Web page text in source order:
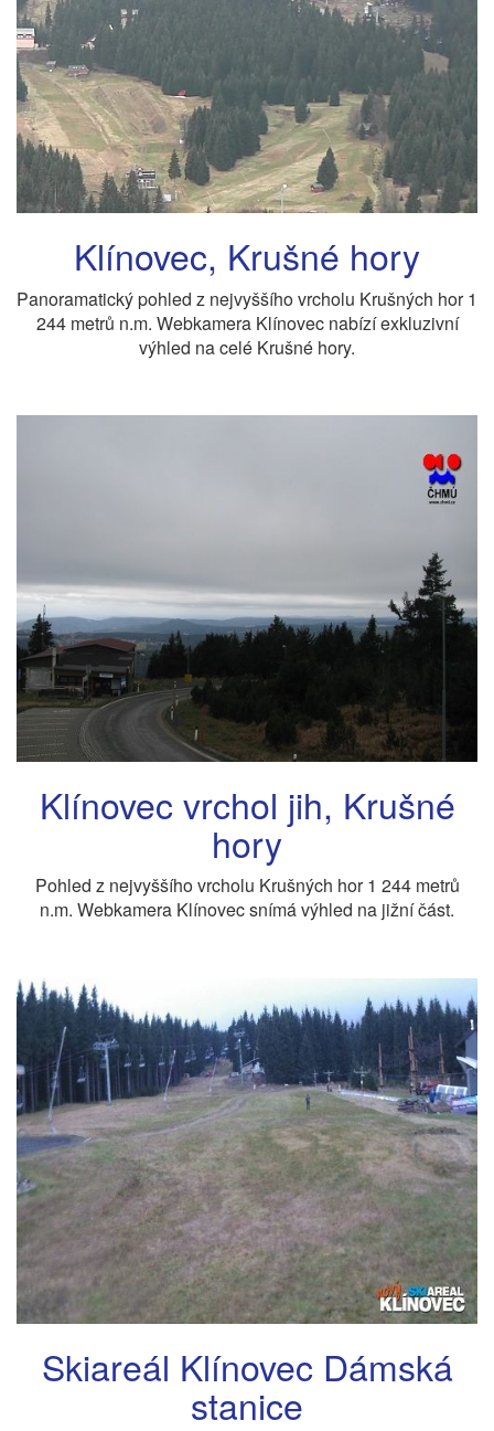
Klínovec, Krušné hory
Panoramatický pohled z nejvyššího vrcholu Krušných hor 1
244 metrů n.m. Webkamera Klínovec nabízí exkluzivní
výhled na celé Krušné hory.
Klínovec vrchol jih, Krušné
hory
Pohled z nejvyššího vrcholu Krušných hor 1 244 metrů
n.m. Webkamera Klínovec snímá výhled na jižní část.
Skiareál Klínovec Dámská
stanice